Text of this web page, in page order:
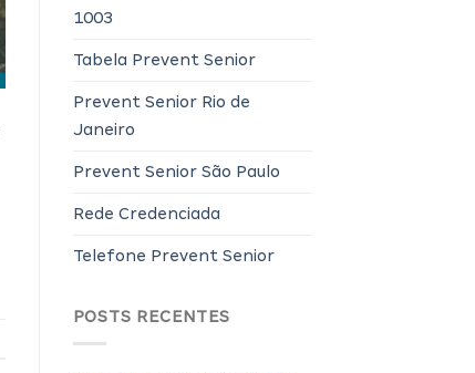
1003
Tabela Prevent Senior
Prevent Senior Rio de
Janeiro
Prevent Senior São Paulo
Rede Credenciada
Telefone Prevent Senior
POSTS RECENTES